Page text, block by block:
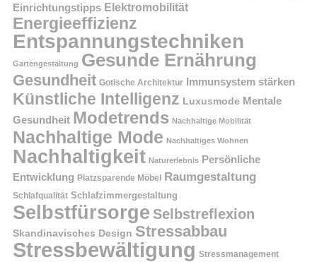
Einrichtungstipps Elektromobilität
Energieeffizienz
Entspannungstechniken
Gartengestaltung Gesunde Ernährung
Gesundheit Gotische Architektur Immunsystem stärken
Künstliche Intelligenz Luxusmode Mentale
Gesundheit Modetrends Nachhaltige Mobilität
Nachhaltige Mode Nachhaltiges Wohnen
Nachhaltigkeit Naturerlebnis Persönliche
Entwicklung Platzsparende Möbel Raumgestaltung
Schlafqualität Schlafzimmergestaltung
Selbstfürsorge Selbstreflexion
Skandinavisches Design Stressabbau
Stressbewältigung Stressmanagement